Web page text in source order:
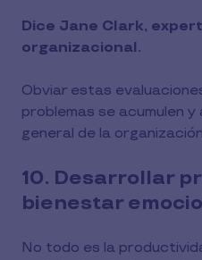
Dice Jane Clark,
organizacional.
Obviar estas
problemas se acumulen
general de la
10. Desarrollar
bienestar
No todo es la